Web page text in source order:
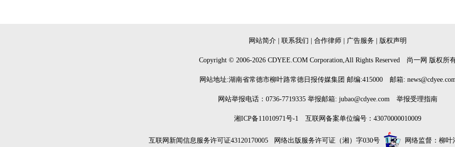
网站简介 联系我们 合作律师 广告服务 版权声明
Copyright © 2006-2026 CDYEE.COM Corporation,All Rights Reserved 尚一网 版权所
网站地址:湖南省常德市柳叶路常德日报传媒集团 邮编:415000 邮箱:
网站举报电话：0736-7719335 举报邮箱: jubao@cdyee.com 举报受理指南
湘ICP备11010971号-1 互联网备案单位编号：43070000010009
互联网新闻信息服务许可证43120170005 网络出版服务许可证（湘）字030号 网络监督：柳叶